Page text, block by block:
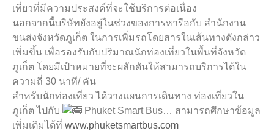
เที่ยวที่มีความประสงค์ที่จะใช้บริการต่อเนื่อง
นอกจากนี้บริษัทยังอยู่ในช่วงของการหารือกับ สำนักงาน
ขนส่งจังหวัดภูเก็ต ในการเพิ่มรถโดยสารในเส้นทางดังกล่าว
เพิ่มขึ้น​ เพื่อรองรับกับปริมาณนักท่องเที่ยวในพื้นที่จังหวัด
ภูเก็ต โดยมีเป้าหมายที่จะผลักดันให้สามารถบริการได้ใน
ความถี่ 30 นาที/ คัน
สำหรับนักท่องเที่ยว ได้วางแผนการเดินทาง ท่องเที่ยวใน
ภูเก็ต ไปกับ
Phuket Smart Bus… สามารถศึกษาข้อมูล
เพิ่มเติมได้ที่ www.phuketsmartbus.com